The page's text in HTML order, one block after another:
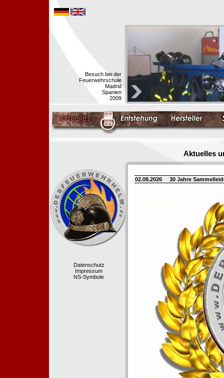
Besuch bei der
Feuerwehrschule
Madrid
Spanien
2009
Aktuelles
Datenschutz
Impressum
NS-Symbole
02.08.2026 30 Jahre